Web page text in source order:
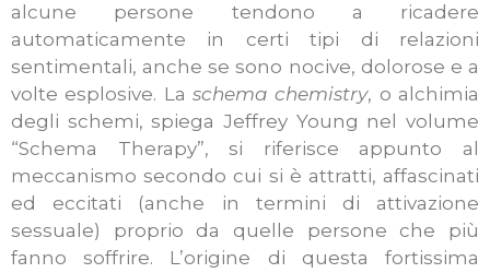
alcune persone tendono a ricadere
automaticamente in certi tipi di relazioni
sentimentali, anche se sono nocive, dolorose e a
volte esplosive. La schema chemistry, o alchimia
degli schemi, spiega Jeffrey Young nel volume
“Schema Therapy”, si riferisce appunto al
meccanismo secondo cui si è attratti, affascinati
ed eccitati (anche in termini di attivazione
sessuale) proprio da quelle persone che più
fanno soffrire. L’origine di questa fortissima